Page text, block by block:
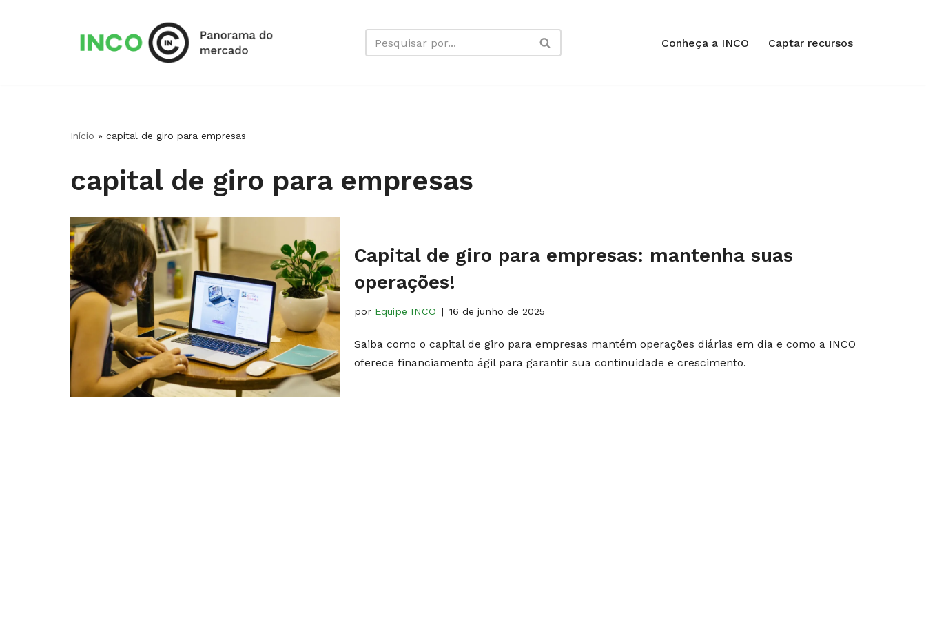
Conheça a INCO Captar recursos
Início » capital de giro para empresas​
capital de giro para empresas​
Capital de giro para empresas​: mantenha suas
operações!
por Equipe INCO 16 de junho de 2025
Saiba como o capital de giro para empresas mantém operações diárias em dia e como a INCO
oferece financiamento ágil para garantir sua continuidade e crescimento.